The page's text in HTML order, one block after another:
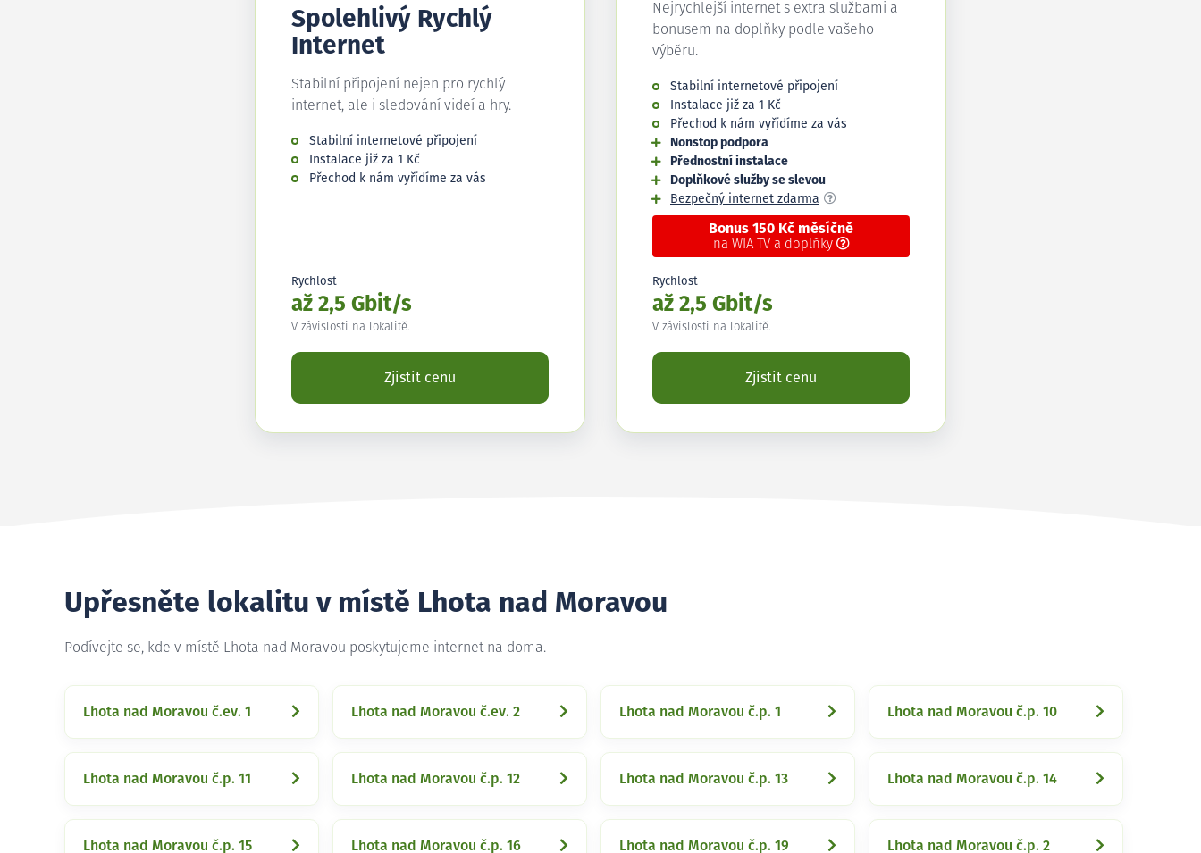
Spolehlivý Rychlý
Internet
Stabilní připojení nejen pro rychlý
internet, ale i sledování videí a hry.
Stabilní internetové připojení
Instalace již za 1 Kč
Přechod k nám vyřídíme za vás
Rychlost
až 2,5 Gbit/s
V závislosti na lokalitě.
Zjistit cenu
Nejrychlejší internet s extra službami a
bonusem na doplňky podle vašeho
výběru.
Stabilní internetové připojení
Instalace již za 1 Kč
Přechod k nám vyřídíme za vás
Nonstop podpora
Přednostní instalace
Doplňkové služby se slevou
Bezpečný internet zdarma
Bonus 150 Kč měsíčně
na WIA TV a doplňky
Rychlost
až 2,5 Gbit/s
V závislosti na lokalitě.
Zjistit cenu
Upřesněte lokalitu v místě Lhota nad Moravou
Podívejte se, kde v místě Lhota nad Moravou poskytujeme internet na doma.
Lhota nad Moravou č.ev. 1 Lhota nad Moravou č.ev. 2 Lhota nad Moravou č.p. 1 Lhota nad Moravou č.p. 10
Lhota nad Moravou č.p. 11 Lhota nad Moravou č.p. 12 Lhota nad Moravou č.p. 13 Lhota nad Moravou č.p. 14
Lhota nad Moravou č.p. 15 Lhota nad Moravou č.p. 16 Lhota nad Moravou č.p. 19 Lhota nad Moravou č.p. 2